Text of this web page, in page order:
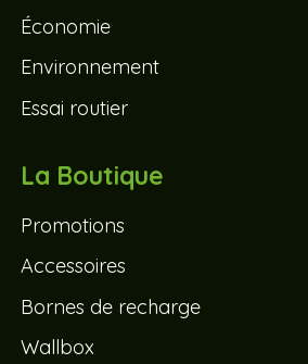
Économie
Environnement
Essai routier
La Boutique
Promotions
Accessoires
Bornes de recharge
Wallbox